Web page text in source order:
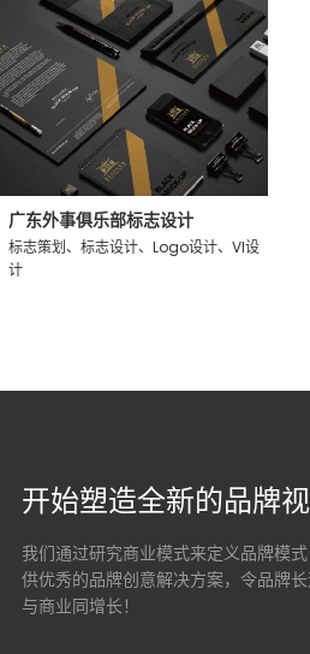
广东外事俱乐部标志设计
标志策划、标志设计、Logo设计、VI设
计
开始塑造全新的品牌
我们通过研究商业模式来定义品牌模
供优秀的品牌创意解决方案， 令品牌
与商业同增长！